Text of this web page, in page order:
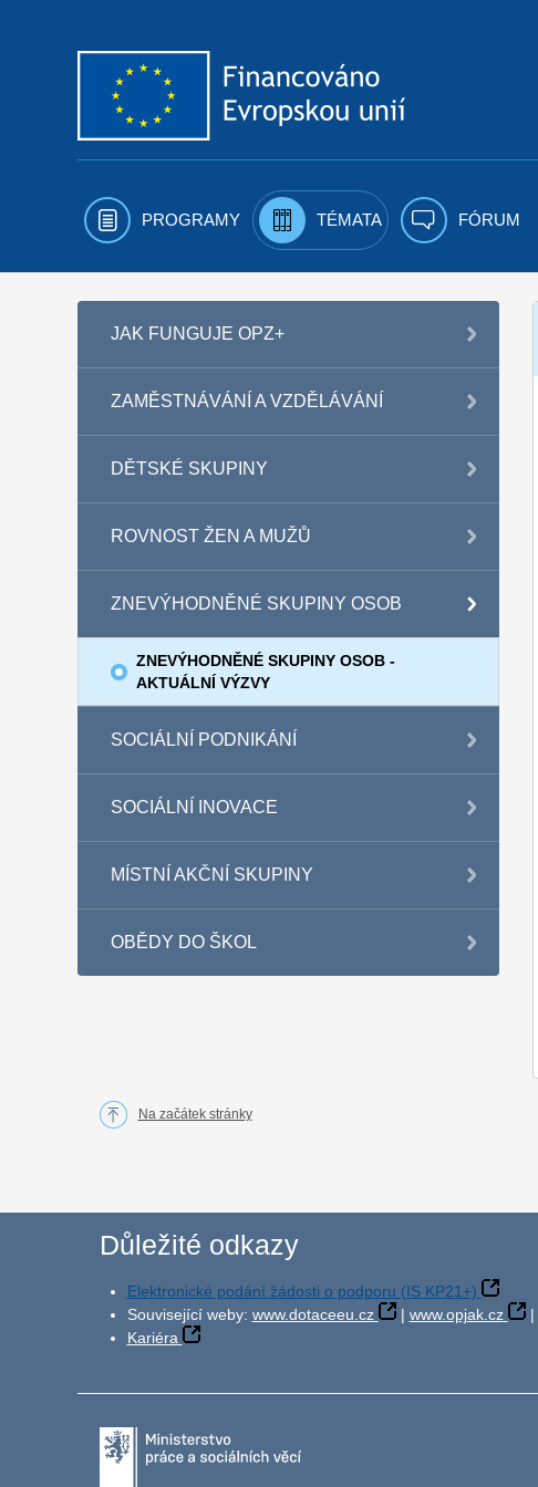
PROGRAMY TÉMATA FÓRUM
JAK FUNGUJE OPZ+
ZAMĚSTNÁVÁNÍ A VZDĚLÁVÁNÍ
DĚTSKÉ SKUPINY
ROVNOST ŽEN A MUŽŮ
ZNEVÝHODNĚNÉ SKUPINY OSOB
ZNEVÝHODNĚNÉ SKUPINY OSOB -
AKTUÁLNÍ VÝZVY
SOCIÁLNÍ PODNIKÁNÍ
SOCIÁLNÍ INOVACE
MÍSTNÍ AKČNÍ SKUPINY
OBĚDY DO ŠKOL
Na začátek stránky
Důležité odkazy
Elektronické podání žádosti o podporu (IS KP21+)
Související weby: www.dotaceeu.cz | www.opjak.cz |
Kariéra